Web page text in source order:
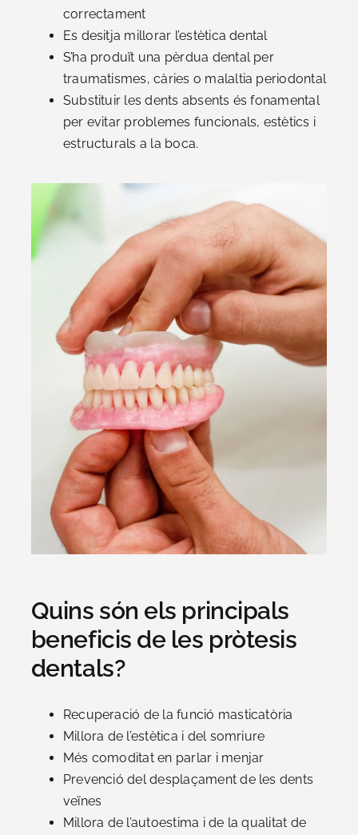
correctament
Es desitja millorar l’estètica dental
S’ha produït una pèrdua dental per
traumatismes, càries o malaltia periodontal
Substituir les dents absents és fonamental
per evitar problemes funcionals, estètics i
estructurals a la boca.
Quins són els principals
beneficis de les pròtesis
dentals?
Recuperació de la funció masticatòria
Millora de l’estètica i del somriure
Més comoditat en parlar i menjar
Prevenció del desplaçament de les dents
veïnes
Millora de l’autoestima i de la qualitat de